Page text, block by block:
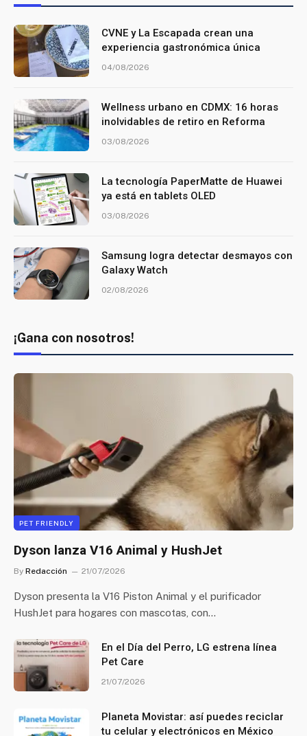
CVNE y La Escapada crean una
experiencia gastronómica única
04/08/2026
Wellness urbano en CDMX: 16 horas
inolvidables de retiro en Reforma
03/08/2026
La tecnología PaperMatte de Huawei
ya está en tablets OLED
03/08/2026
Samsung logra detectar desmayos con
Galaxy Watch
02/08/2026
¡Gana con nosotros!
PET FRIENDLY
Dyson lanza V16 Animal y HushJet
By Redacción 21/07/2026
Dyson presenta la V16 Piston Animal y el purificador
HushJet para hogares con mascotas, con…
En el Día del Perro, LG estrena línea
Pet Care
21/07/2026
Planeta Movistar: así puedes reciclar
tu celular y electrónicos en México